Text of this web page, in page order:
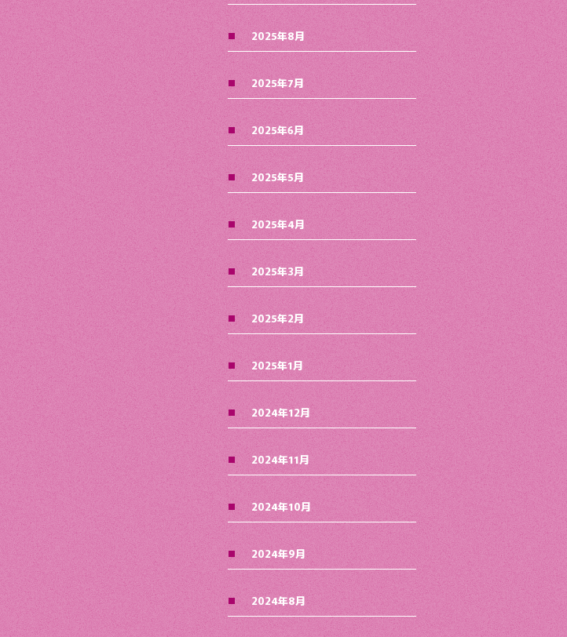
2025年8月
2025年7月
2025年6月
2025年5月
2025年4月
2025年3月
2025年2月
2025年1月
2024年12月
2024年11月
2024年10月
2024年9月
2024年8月